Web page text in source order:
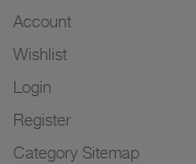
Account
Wishlist
Login
Register
Category Sitemap